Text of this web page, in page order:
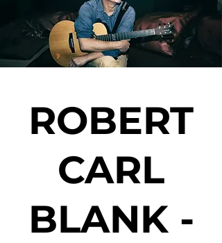
ROBERT
CARL
BLANK -